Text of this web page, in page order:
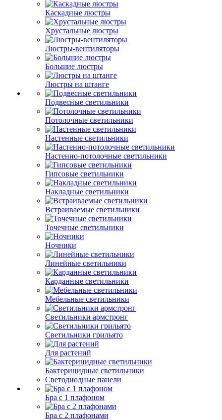
Каскадные люстры
Хрустальные люстры
Люстры-вентиляторы
Большие люстры
Люстры на штанге
Подвесные светильники
Потолочные светильники
Настенные светильники
Настенно-потолочные светильники
Гипсовые светильники
Накладные светильники
Встраиваемые светильники
Точечные светильники
Ночники
Линейные светильники
Карданные светильники
Мебельные светильники
Светильники армстронг
Светильники грильято
Для растений
Бактерицидные светильники
Светодиодные панели
Бра с 1 плафоном
Бра с 2 плафонами